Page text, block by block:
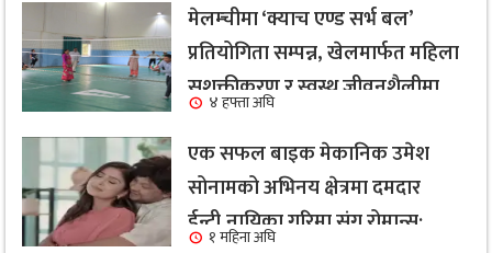
मेलम्चीमा ‘क्याच एण्ड सर्भ बल’
प्रतियोगिता सम्पन्न, खेलमार्फत महिला
सशक्तीकरण र स्वस्थ जीवनशैलीमा
जोड
४ हफ्ता अघि
एक सफल बाइक मेकानिक उमेश
सोनामको अभिनय क्षेत्रमा दमदार
ईन्ट्री,नायिका गरिमा संग रोमान्स:
१ महिना अघि